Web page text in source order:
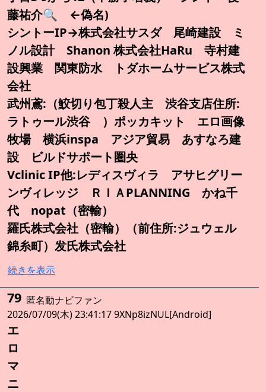
藤祐介🔍️ ←偽名)
シントーIP→株式会社サスダ 尾崎建設 ミ
ノル設計 Shanon 株式会社HaRu 寺村建
設興業 関東防水 トダホームサービス株式
会社
武州鳶:（鮫切り包丁殺人主 渋谷支店住所:
ラトゥール渋谷 ）ポッカキット エロ画像
牧場 横浜inspa アジア貿易 あすなろ建
設 ビルドサポート圏央
Vclinic IP他:レディスヴィラ アサヒグリー
ンヴィレッジ ＲＩＡPLANNING かね千
代 nopat（密輸）
羅氏株式会社（密輸）（前住所:ジュウェル
錦糸町）发氏株式会社
続きを表示
79 匿名動ナビファン
2026/07/09(木) 23:41:17 9XNp8izNUL[Android]
エ
ロ
マ
ニ